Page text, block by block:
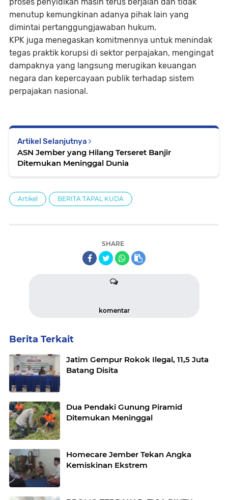
menutup kemungkinan adanya pihak lain yang
dimintai pertanggungjawaban hukum.
KPK juga menegaskan komitmennya untuk menindak
tegas praktik korupsi di sektor perpajakan, mengingat
dampaknya yang langsung merugikan keuangan
negara dan kepercayaan publik terhadap sistem
perpajakan nasional.
Artikel Selanjutnya
ASN Jember yang Hilang Terseret Banjir
Ditemukan Meninggal Dunia
Artikel BERITA TAPAL KUDA
SHARE
komentar
Berita Terkait
Jatim Gempur Rokok Ilegal, 11,5 Juta
Batang Disita
Dua Pendaki Gunung Piramid
Ditemukan Meninggal
Homecare Jember Tekan Angka
Kemiskinan Ekstrem